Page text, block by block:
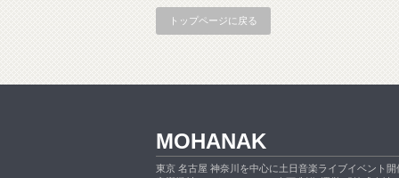
トップページに戻る
MOHANAK
東京 名古屋 神奈川を中心に土日音楽ライブイベント開